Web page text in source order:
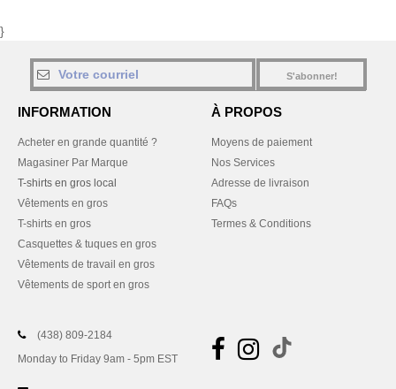
}
S'abonner!
INFORMATION
Acheter en grande quantité ?
Magasiner Par Marque
T-shirts en gros local
Vêtements en gros
T-shirts en gros
Casquettes & tuques en gros
Vêtements de travail en gros
Vêtements de sport en gros
À PROPOS
Moyens de paiement
Nos Services
Adresse de livraison
FAQs
Termes & Conditions
(438) 809-2184
Monday to Friday 9am - 5pm EST